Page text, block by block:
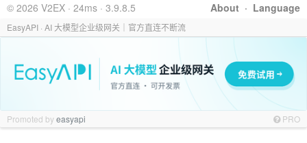
About · Language
© 2026 V2EX · 24ms · 3.9.8.5
EasyAPI · AI 大模型企业级网关｜官方直连不断流
Promoted byeasyapi PRO